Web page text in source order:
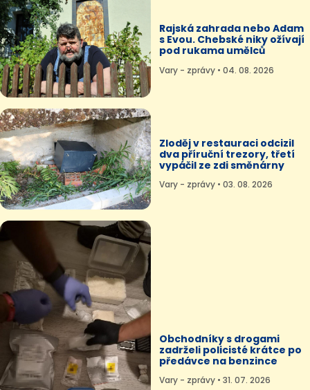
Rajská zahrada nebo Adam
s Evou. Chebské niky ožívají
pod rukama umělců
Vary - zprávy • 04. 08. 2026
Zloděj v restauraci odcizil
dva příruční trezory, třetí
vypáčil ze zdi směnárny
Vary - zprávy • 03. 08. 2026
Obchodníky s drogami
zadrželi policisté krátce po
předávce na benzince
Vary - zprávy • 31. 07. 2026